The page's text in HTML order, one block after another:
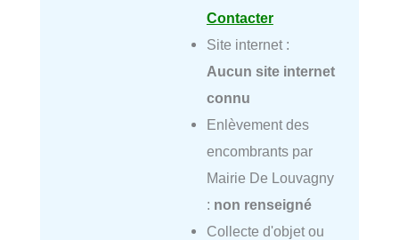
Contacter
Site internet :
Aucun site internet
connu
Enlèvement des
encombrants par
Mairie De Louvagny
: non renseigné
Collecte d'objet ou